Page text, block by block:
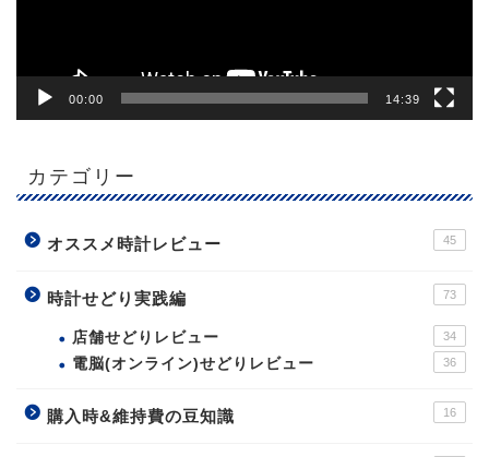
00:00 14:39
カテゴリー
オススメ時計レビュー 45
時計せどり実践編 73
店舗せどりレビュー 34
電脳(オンライン)せどりレビュー 36
購入時&維持費の豆知識 16